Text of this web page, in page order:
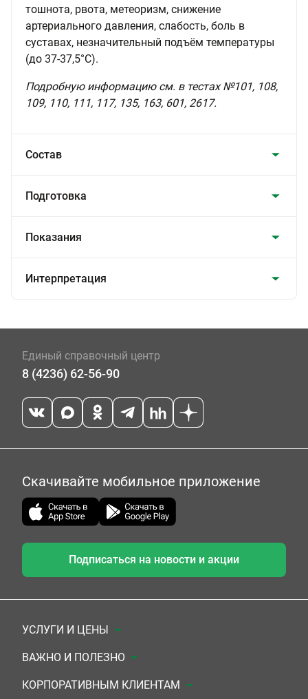
тошнота, рвота, метеоризм, снижение
артериального давления, слабость, боль в
суставах, незначительный подъём температуры
(до 37-37,5°C).
Подробную информацию см. в тестах №101, 108,
109, 110, 111, 117, 135, 163, 601, 2617.
Состав
Подготовка
Показания
Интерпретация
Единый справочный центр
8 (4236) 62-56-90
Скачивайте мобильное приложение
Подписаться на новости и акции
УСЛУГИ И ЦЕНЫ
Анализы
Комплексы
ВАЖНО И ПОЛЕЗНО
Документы для заключения договора
КОРПОРАТИВНЫМ КЛИЕНТАМ